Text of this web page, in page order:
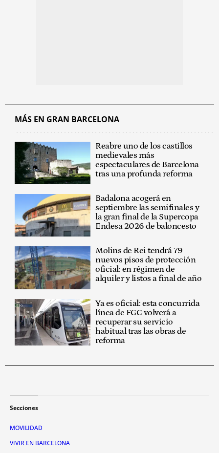
MÁS EN GRAN BARCELONA
Reabre uno de los castillos
medievales más
espectaculares de Barcelona
tras una profunda reforma
Badalona acogerá en
septiembre las semifinales y
la gran final de la Supercopa
Endesa 2026 de baloncesto
Molins de Rei tendrá 79
nuevos pisos de protección
oficial: en régimen de
alquiler y listos a final de año
Ya es oficial: esta concurrida
línea de FGC volverá a
recuperar su servicio
habitual tras las obras de
reforma
Secciones
MOVILIDAD
VIVIR EN BARCELONA